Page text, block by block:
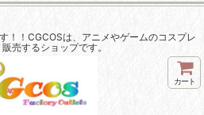
！！CGCOSは、アニメやゲームのコスプレ
売するショップです。
カート